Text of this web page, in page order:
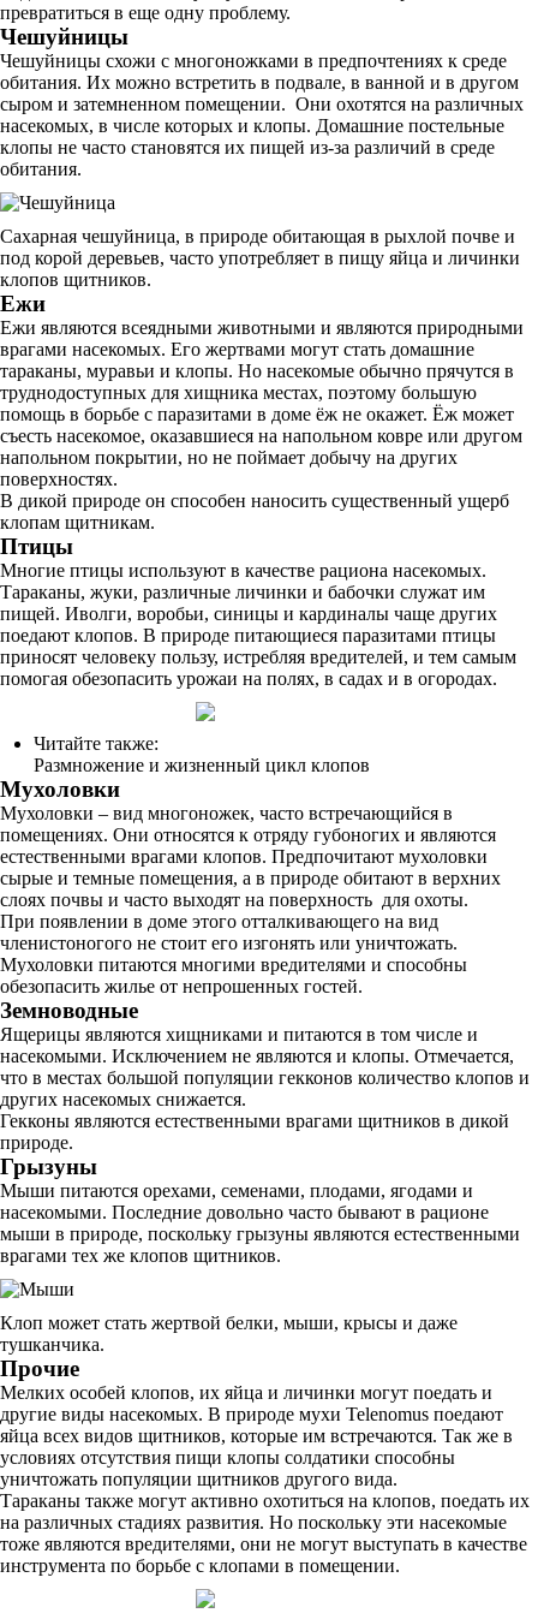
превратиться в еще одну проблему.
Чешуйницы
Чешуйницы схожи с многоножками в предпочтениях к среде
обитания. Их можно встретить в подвале, в ванной и в другом
сыром и затемненном помещении. Они охотятся на различных
насекомых, в числе которых и клопы. Домашние постельные
клопы не часто становятся их пищей из-за различий в среде
обитания.
Сахарная чешуйница, в природе обитающая в рыхлой почве и
под корой деревьев, часто употребляет в пищу яйца и личинки
клопов щитников.
Ежи
Ежи являются всеядными животными и являются природными
врагами насекомых. Его жертвами могут стать домашние
тараканы, муравьи и клопы. Но насекомые обычно прячутся в
труднодоступных для хищника местах, поэтому большую
помощь в борьбе с паразитами в доме ёж не окажет. Ёж может
съесть насекомое, оказавшиеся на напольном ковре или другом
напольном покрытии, но не поймает добычу на других
поверхностях.
В дикой природе он способен наносить существенный ущерб
клопам щитникам.
Птицы
Многие птицы используют в качестве рациона насекомых.
Тараканы, жуки, различные личинки и бабочки служат им
пищей. Иволги, воробьи, синицы и кардиналы чаще других
поедают клопов. В природе питающиеся паразитами птицы
приносят человеку пользу, истребляя вредителей, и тем самым
помогая обезопасить урожаи на полях, в садах и в огородах.
Читайте также:
Размножение и жизненный цикл клопов
Мухоловки
Мухоловки – вид многоножек, часто встречающийся в
помещениях. Они относятся к отряду губоногих и являются
естественными врагами клопов. Предпочитают мухоловки
сырые и темные помещения, а в природе обитают в верхних
слоях почвы и часто выходят на поверхность для охоты.
При появлении в доме этого отталкивающего на вид
членистоногого не стоит его изгонять или уничтожать.
Мухоловки питаются многими вредителями и способны
обезопасить жилье от непрошенных гостей.
Земноводные
Ящерицы являются хищниками и питаются в том числе и
насекомыми. Исключением не являются и клопы. Отмечается,
что в местах большой популяции гекконов количество клопов и
других насекомых снижается.
Гекконы являются естественными врагами щитников в дикой
природе.
Грызуны
Мыши питаются орехами, семенами, плодами, ягодами и
насекомыми. Последние довольно часто бывают в рационе
мыши в природе, поскольку грызуны являются естественными
врагами тех же клопов щитников.
Клоп может стать жертвой белки, мыши, крысы и даже
тушканчика.
Прочие
Мелких особей клопов, их яйца и личинки могут поедать и
другие виды насекомых. В природе мухи Telenomus поедают
яйца всех видов щитников, которые им встречаются. Так же в
условиях отсутствия пищи клопы солдатики способны
уничтожать популяции щитников другого вида.
Тараканы также могут активно охотиться на клопов, поедать их
на различных стадиях развития. Но поскольку эти насекомые
тоже являются вредителями, они не могут выступать в качестве
инструмента по борьбе с клопами в помещении.